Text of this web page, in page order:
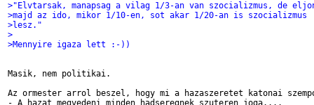
>"Elvtarsak, manapsag a vilag 1/3-an van szocializmus, de
>majd az ido, mikor 1/10-en, sot akar 1/20-an is szocializmus
>lesz."
>
>Mennyire igaza lett :-))
Masik, nem politikai.
Az ormester arrol beszel, hogy mi a hazaszeretet katonai
- A hazat megvedeni minden hadseregnek szuteren joga....